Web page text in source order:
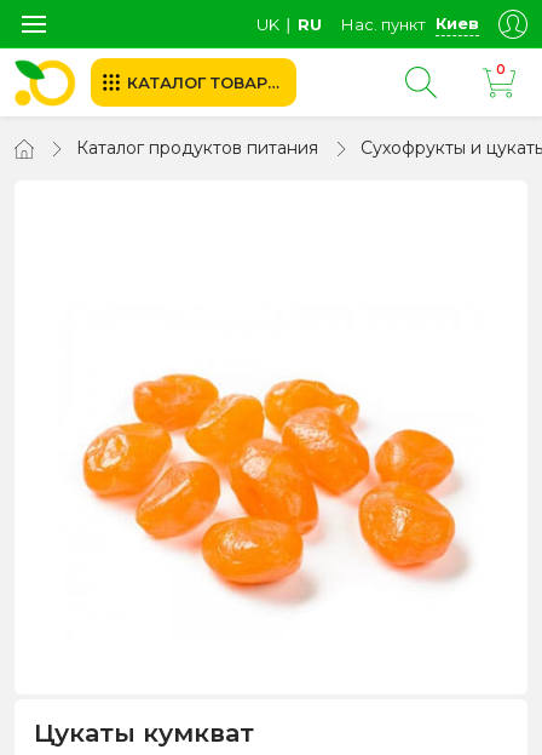
UK ∣ RU Нас. пункт Киев
КАТАЛОГ ТОВАРОВ
0
Каталог продуктов питания Сухофрукты и
Цукаты кумкват